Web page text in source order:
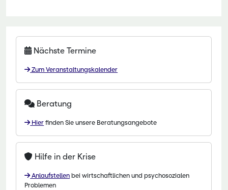
Nächste Termine
Zum Veranstaltungskalender
Beratung
Hier finden Sie unsere Beratungsangebote
Hilfe in der Krise
Anlaufstellen bei wirtschaftlichen und psychosozialen
Problemen